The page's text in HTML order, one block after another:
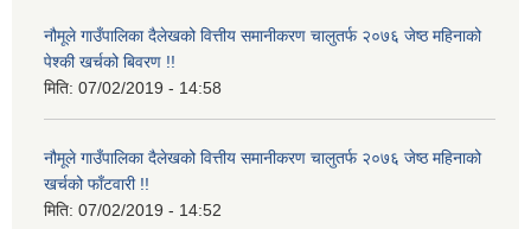
नौमूले गाउँपालिका दैलेखको वित्तीय समानीकरण चालुतर्फ २०७६ जेष्ठ महिनाको
पेश्की खर्चको बिवरण !!
मिति: 07/02/2019 - 14:58
नौमूले गाउँपालिका दैलेखको वित्तीय समानीकरण चालुतर्फ २०७६ जेष्ठ महिनाको
खर्चको फाँटवारी !!
मिति: 07/02/2019 - 14:52